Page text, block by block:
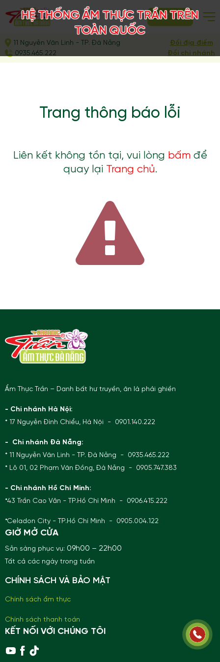
ĐẶT BÀN
11 Nguyễn Văn Linh - TP. Đà Nẵng
0935.465.222
Đổi địa điểm
Đổi chi nhánh
Trang thông báo lỗi
Liên kết không tồn tại, vui lòng bấmđể
quay lại Trang chủ.
Ẩm Thực Trần – Danh bất hư truyền, ăn là phải ghiền
- Chi nhánh Hà Nội:
* 17 Nguyễn Đình Chiểu, Hà Nội - 0901.140.222
- Chi nhánh Đà Nẵng:
* 11 Nguyễn Văn Linh - TP. Đà Nẵng - 0935.465.222
* Lô 01, 02 Phạm Văn Đồng, Đà Nẵng - 0905.747.383
- Chi nhánh Hồ Chí Minh:
*43 Trần Cao Vân - TP.Hồ Chí Minh - 0906.415.222
*Celadon City - TP.Hồ Chí Minh - 0905.004.122
GIỜ MỞ CỬA
Sẵn sàng phục vụ: 09h00 – 22h00
Tất cả các ngày trong tuần
CHÍNH SÁCH VÀ BẢO MẬT
Chính sách ẩm thực
Chính sách thanh toán
KẾT NỐI VỚI CHÚNG TÔI
HỆ THỐNG ẨM THỰC TRẦN TRÊN
TOÀN QUỐC